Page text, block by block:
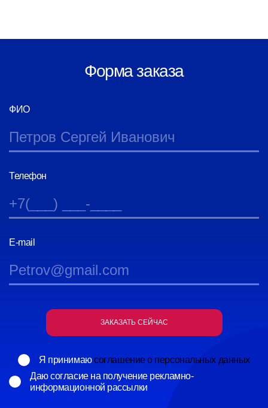
Форма заказа
ФИО
Телефон
E-mail
Я принимаюсоглашение о персональных данных
Даю согласие на получение рекламно-
информационной рассылки